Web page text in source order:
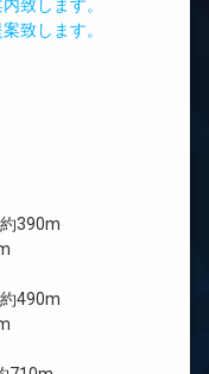
致します。
致します。
390m
490m